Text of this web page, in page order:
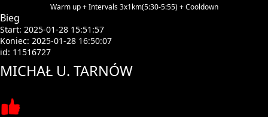
Warm up + Intervals 3x1km(5:30-5:55) + Cooldown
Bieg
Start: 2025-01-28 15:51:57
Koniec: 2025-01-28 16:50:07
id: 11516727
MICHAŁ U. TARNÓW